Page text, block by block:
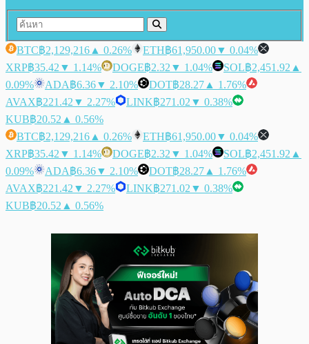
BTC฿2,129,216 ▲ 0.26% ETH฿61,950.00▼ 0.04%
XRP฿35.42 ▼ 1.14% DOGE฿2.32 ▼ 1.04% SOL฿2,451.92 ▲
0.09%
ADA฿6.36▼ 2.10% DOT฿28.27 ▲ 1.76%
AVAX฿221.42 ▼ 2.27% LINK฿271.02 ▼ 0.38%
KUB฿20.52 ▲ 0.56%
BTC฿2,129,216 ▲ 0.26% ETH฿61,950.00▼ 0.04%
XRP฿35.42 ▼ 1.14% DOGE฿2.32 ▼ 1.04% SOL฿2,451.92 ▲
0.09%
ADA฿6.36▼ 2.10% DOT฿28.27 ▲ 1.76%
AVAX฿221.42 ▼ 2.27% LINK฿271.02 ▼ 0.38%
KUB฿20.52 ▲ 0.56%